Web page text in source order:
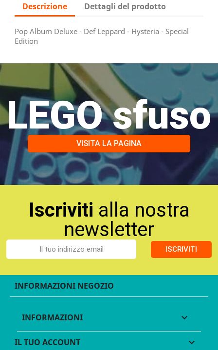
Descrizione Dettagli del prodotto
Pop Album Deluxe - Def Leppard - Hysteria - Special
Edition
LEGO sfuso
VISITA LA PAGINA
Iscriviti alla nostra
newsletter
ISCRIVITI
INFORMAZIONI NEGOZIO
INFORMAZIONI 
IL TUO ACCOUNT 